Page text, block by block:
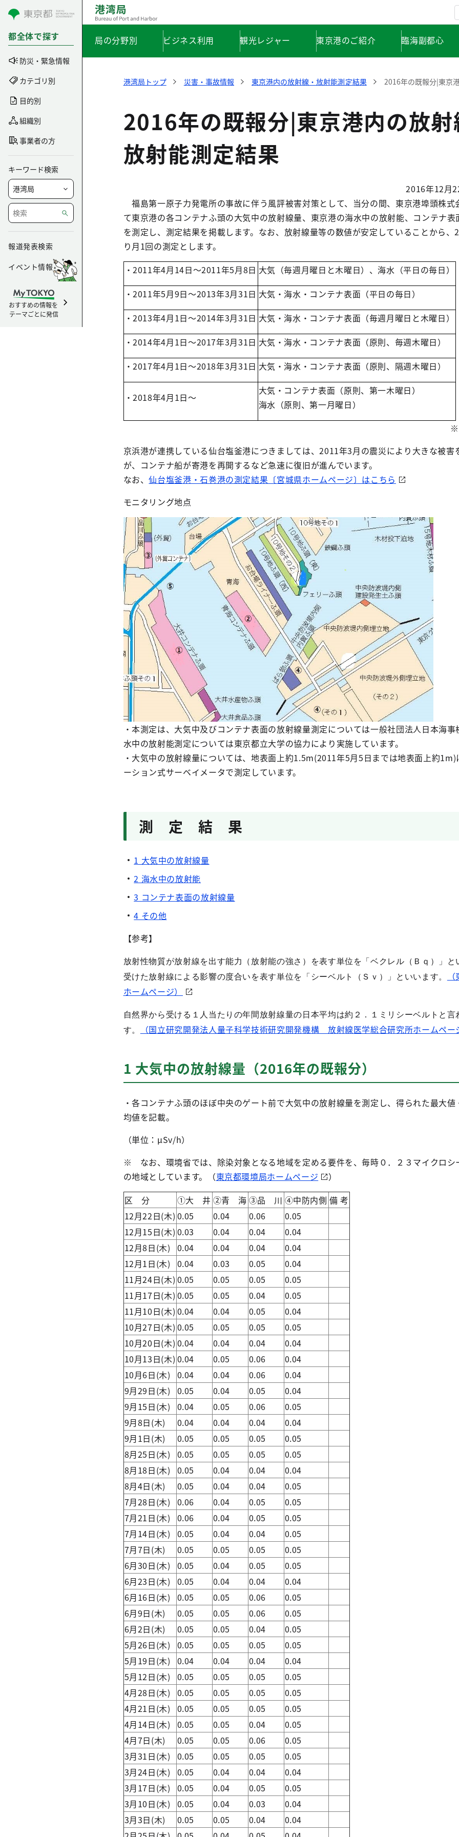
コンテンツにスキップ
都全体で探す
防災・緊急情報
カテゴリ別
目的別
組織別
事業者の方
キーワード検索
報道発表検索
イベント情報
おすすめの情報を
テーマごとに発信
局の分野別 ビジネス利用 観光レジャー 東京港のご紹介 臨海副都心
港湾局トップ 災害・事故情報 東京港内の放射線・放射能測定結果 2016年の既報分|東京
2016年の既報分|東京港内の放射
放射能測定結果
2016年12月
福島第一原子力発電所の事故に伴う風評被害対策として、当分の間、東京港埠頭株式
て東京港の各コンテナふ頭の大気中の放射線量、東京港の海水中の放射能、コンテナ表
を測定し、測定結果を掲載します。なお、放射線量等の数値が安定していることから、
り月1回の測定とします。
・2011年4月14日～2011年5月8日 大気（毎週月曜日と木曜日）、海水（平日の毎日）
・2011年5月9日～2013年3月31日 大気・海水・コンテナ表面（平日の毎日）
・2013年4月1日～2014年3月31日 大気・海水・コンテナ表面（毎週月曜日と木曜日）
・2014年4月1日～2017年3月31日 大気・海水・コンテナ表面（原則、毎週木曜日）
・2017年4月1日～2018年3月31日 大気・海水・コンテナ表面（原則、隔週木曜日）
・2018年4月1日～
大気・コンテナ表面（原則、第一木曜日）
海水（原則、第一月曜日）
※
京浜港が連携している仙台塩釜港につきましては、2011年3月の震災により大きな被害
が、コンテナ船が寄港を再開するなど急速に復旧が進んでいます。
なお、仙台塩釜港・石巻港の測定結果〔宮城県ホームページ〕はこちら
モニタリング地点
・本測定は、大気中及びコンテナ表面の放射線量測定については一般社団法人日本海
水中の放射能測定については東京都立大学の協力により実施しています。
・大気中の放射線量については、地表面上約1.5m(2011年5月5日までは地表面上約1m)
ーション式サーベイメータで測定しています。
測 定 結 果
1 大気中の放射線量
2 海水中の放射能
3 コンテナ表面の放射線量
4 その他
【参考】
放射性物質が放射線を出す能力（放射能の強さ）を表す単位を「ベクレル（Ｂｑ）」と
受けた放射線による影響の度合いを表す単位を「シーベルト（Ｓｖ）」といいます。
ホームページ）
自然界から受ける１人当たりの年間放射線量の日本平均は約２．１ミリシーベルトと言
す。
（国立研究開発法人量子科学技術研究開発機構 放射線医学総合研究所ホームペー
1 大気中の放射線量（2016年の既報分）
・各コンテナふ頭のほぼ中央のゲート前で大気中の放射線量を測定し、得られた最大
均値を記載。
（単位：μSv/h）
※ なお、環境省では、除染対象となる地域を定める要件を、毎時０．２３マイクロシ
の地域としています。（東京都環境局ホームページ
）
区 分
①大 井 ②青 海 ③品 川 ④中防内側 備 考
12月22日(木) 0.05 0.04 0.06
0.05
12月15日(木) 0.03 0.04 0.04
0.04
12月8日(木)
0.04 0.04 0.04
0.04
12月1日(木)
0.04 0.03 0.05
0.04
11月24日(木) 0.05 0.05 0.05
0.05
11月17日(木) 0.05 0.05 0.04
0.05
11月10日(木) 0.04 0.04 0.05
0.04
10月27日(木) 0.05 0.05 0.05
0.05
10月20日(木) 0.04 0.04 0.04
0.04
10月13日(木) 0.04 0.05 0.06
0.04
10月6日(木)
0.04 0.04 0.06
0.04
9月29日(木)
0.05 0.04 0.05
0.04
9月15日(木)
0.04 0.05 0.06
0.05
9月8日(木)
0.04 0.04 0.04
0.04
9月1日(木)
0.05 0.05 0.05
0.05
8月25日(木)
0.05 0.05 0.05
0.05
8月18日(木)
0.05 0.04 0.04
0.04
8月4日(木)
0.05 0.04 0.04
0.05
7月28日(木)
0.06 0.04 0.05
0.05
7月21日(木)
0.06 0.04 0.05
0.05
7月14日(木)
0.05 0.04 0.04
0.05
7月7日(木)
0.05 0.05 0.05
0.05
6月30日(木)
0.05 0.04 0.05
0.05
6月23日(木)
0.05 0.04 0.04
0.04
6月16日(木)
0.05 0.05 0.06
0.05
6月9日(木)
0.05 0.05 0.06
0.05
6月2日(木)
0.05 0.05 0.04
0.05
5月26日(木)
0.05 0.05 0.05
0.05
5月19日(木)
0.04 0.04 0.04
0.04
5月12日(木)
0.05 0.05 0.05
0.05
4月28日(木)
0.05 0.05 0.05
0.05
4月21日(木)
0.05 0.05 0.05
0.05
4月14日(木)
0.05 0.05 0.04
0.05
4月7日(木)
0.05 0.05 0.06
0.05
3月31日(木)
0.05 0.05 0.05
0.05
3月24日(木)
0.05 0.04 0.04
0.04
3月17日(木)
0.05 0.04 0.05
0.05
3月10日(木)
0.05 0.04 0.03
0.04
3月3日(木)
0.05 0.05 0.04
0.04